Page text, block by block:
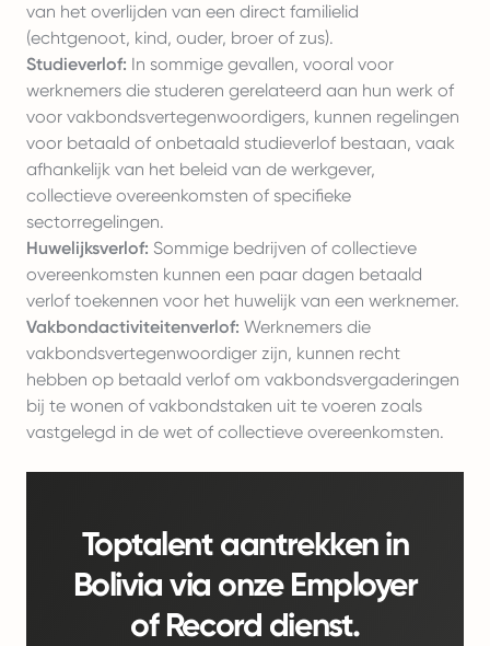
van het overlijden van een direct familielid
(echtgenoot, kind, ouder, broer of zus).
Studieverlof: In sommige gevallen, vooral voor
werknemers die studeren gerelateerd aan hun werk of
voor vakbondsvertegenwoordigers, kunnen regelingen
voor betaald of onbetaald studieverlof bestaan, vaak
afhankelijk van het beleid van de werkgever,
collectieve overeenkomsten of specifieke
sectorregelingen.
Huwelijksverlof: Sommige bedrijven of collectieve
overeenkomsten kunnen een paar dagen betaald
verlof toekennen voor het huwelijk van een werknemer.
Vakbondactiviteitenverlof: Werknemers die
vakbondsvertegenwoordiger zijn, kunnen recht
hebben op betaald verlof om vakbondsvergaderingen
bij te wonen of vakbondstaken uit te voeren zoals
vastgelegd in de wet of collectieve overeenkomsten.
Toptalent aantrekken in
Bolivia via onze Employer
of Record dienst.